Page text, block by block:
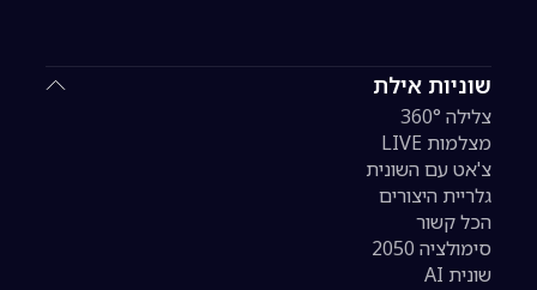
שוניות אילת
צלילה 360°
מצלמות LIVE
צ'אט עם השונית
גלריית היצורים
הכל קשור
סימולציה 2050
שונית AI